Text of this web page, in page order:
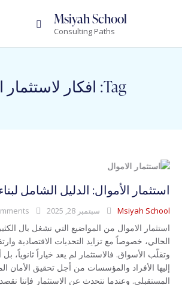
Msiyah School
Consulting Paths
Tag: افكار لاستثمار المال
استثمار الأموال: الدليل الشامل
Msiyah School سبتمبر 28, 2025
استثمار الاموال من المواضيع التي تشغل بال
الحالي، خصوصاً مع تزايد التحديات الاقتصادية
وتقلّب الأسواق. فالاستثمار لم يعد خياراً
إليها الأفراد والمؤسسات من أجل تحقيق الأمان
المستقبلي. وعندما نتحدث عن الاستثمار فإننا